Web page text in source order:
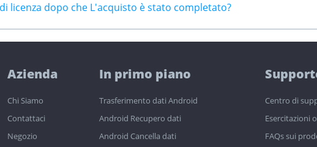
licenza dopo che L'acquisto è stato completato?
Azienda
Chi Siamo
Contattaci
Negozio
In primo piano
Trasferimento dati Android
Android Recupero dati
Android Cancella dati
Centro di
Esercitazioni
FAQs sui